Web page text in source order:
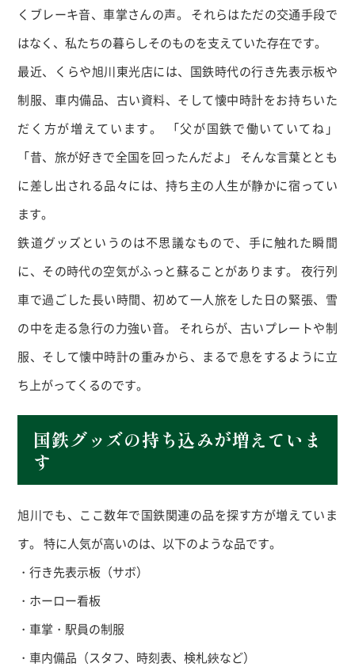
くブレーキ音、車掌さんの声。 それらはただの交通手段で
はなく、私たちの暮らしそのものを支えていた存在です。
最近、くらや旭川東光店には、国鉄時代の行き先表示板や
制服、車内備品、古い資料、そして懐中時計をお持ちいた
だく方が増えています。 「父が国鉄で働いていてね」
「昔、旅が好きで全国を回ったんだよ」 そんな言葉ととも
に差し出される品々には、持ち主の人生が静かに宿ってい
ます。
鉄道グッズというのは不思議なもので、手に触れた瞬間
に、その時代の空気がふっと蘇ることがあります。 夜行列
車で過ごした長い時間、初めて一人旅をした日の緊張、雪
の中を走る急行の力強い音。 それらが、古いプレートや制
服、そして懐中時計の重みから、まるで息をするように立
ち上がってくるのです。
国鉄グッズの持ち込みが増えていま
す
旭川でも、ここ数年で国鉄関連の品を探す方が増えていま
す。 特に人気が高いのは、以下のような品です。
・行き先表示板（サボ）
・ホーロー看板
・車掌・駅員の制服
・車内備品（スタフ、時刻表、検札鋏など）